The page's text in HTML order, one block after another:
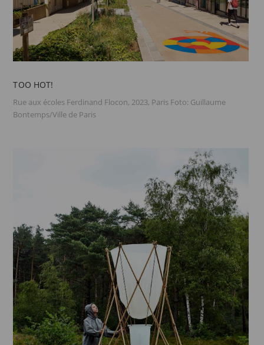
TOO HOT!
Rue aux écoles Ferdinand Flocon, 2023, Paris Foto: Guillaume
Bontemps/Ville de Paris